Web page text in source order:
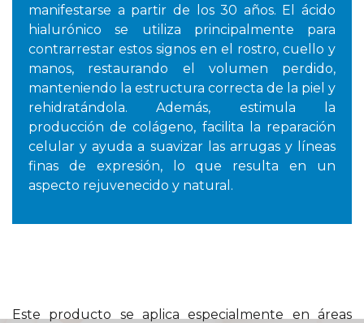
manifestarse a partir de los 30 años. El ácido
hialurónico se utiliza principalmente para
contrarrestar estos signos en el rostro, cuello y
manos, restaurando el volumen perdido,
manteniendo la estructura correcta de la piel y
rehidratándola. Además, estimula la
producción de colágeno, facilita la reparación
celular y ayuda a suavizar las arrugas y líneas
finas de expresión, lo que resulta en un
aspecto rejuvenecido y natural.
Este producto se aplica especialmente en áreas